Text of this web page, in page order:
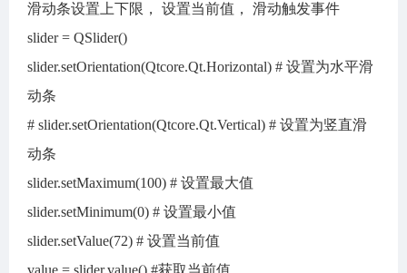
滑动条设置上下限， 设置当前值， 滑动触发事件
slider = QSlider()
slider.setOrientation(Qtcore.Qt.Horizontal) # 设置为水平滑
动条
# slider.setOrientation(Qtcore.Qt.Vertical) # 设置为竖直滑
动条
slider.setMaximum(100) # 设置最大值
slider.setMinimum(0) # 设置最小值
slider.setValue(72) # 设置当前值
value = slider.value() #获取当前值